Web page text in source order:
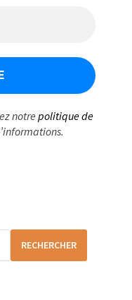
notre politique de
RECHERCHER